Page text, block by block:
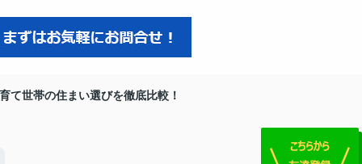
て世帯の住まい選びを徹底比較！